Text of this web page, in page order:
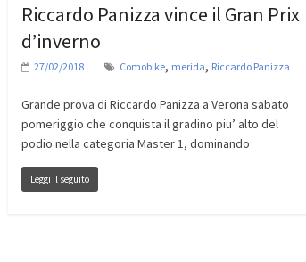
Riccardo Panizza vince il Gran Prix
d’inverno
27/02/2018 Comobike, merida, Riccardo Panizza
Grande prova di Riccardo Panizza a Verona sabato
pomeriggio che conquista il gradino piu’ alto del
podio nella categoria Master 1, dominando
Leggi il seguito